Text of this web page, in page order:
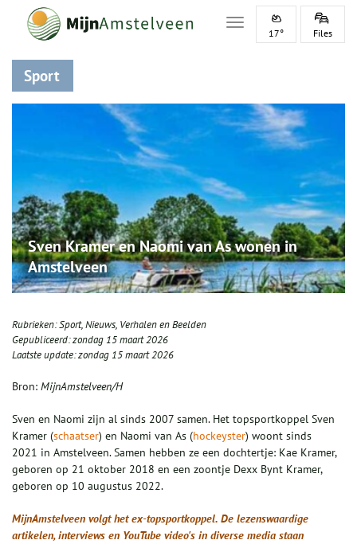
Toggle navigation
17° Files
Sport
Sven Kramer en Naomi van As wonen in
Amstelveen
Rubrieken:Sport,Nieuws, Verhalen en Beelden
Gepubliceerd:zondag 15 maart 2026
Laatste update:zondag 15 maart 2026
Bron: MijnAmstelveen/H
Sven en Naomi zijn al sinds 2007 samen. Het topsportkoppel Sven
Kramer (schaatser) en Naomi van As (hockeyster) woont sinds
2021 in Amstelveen. Samen hebben ze een dochtertje: Kae Kramer,
geboren op 21 oktober 2018 en een zoontje Dexx Bynt Kramer,
geboren op 10 augustus 2022.
MijnAmstelveen volgt het ex-topsportkoppel. De lezenswaardige
artikelen, interviews en YouTube video's in diverse media staan